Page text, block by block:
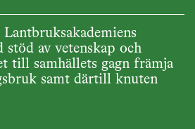
av vetenskap och
till samhällets gagn främja
samt därtill knuten